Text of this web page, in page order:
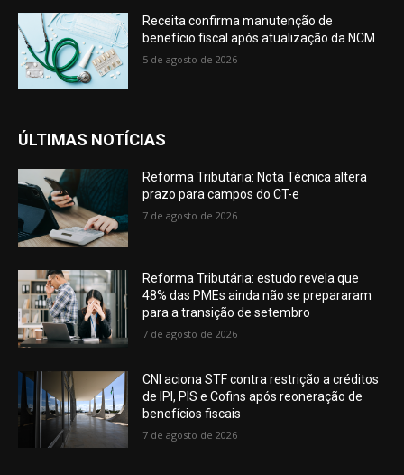
Receita confirma manutenção de
benefício fiscal após atualização da NCM
5 de agosto de 2026
ÚLTIMAS NOTÍCIAS
Reforma Tributária: Nota Técnica altera
prazo para campos do CT-e
7 de agosto de 2026
Reforma Tributária: estudo revela que
48% das PMEs ainda não se prepararam
para a transição de setembro
7 de agosto de 2026
CNI aciona STF contra restrição a créditos
de IPI, PIS e Cofins após reoneração de
benefícios fiscais
7 de agosto de 2026